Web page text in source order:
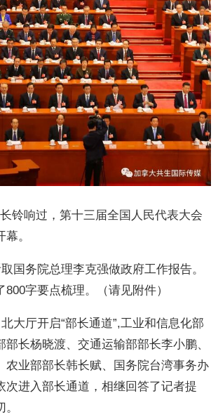
铃响过，第十三届全国人民代表大会
。
国务院总理李克强做政府工作报告。
800字要点梳理。（请见附件）
大厅开启“部长通道”,工业和信息化部
部长杨晓渡、交通运输部部长李小鹏、
农业部部长韩长赋、国务院台湾事务办
次进入部长通道，相继回答了记者提
。